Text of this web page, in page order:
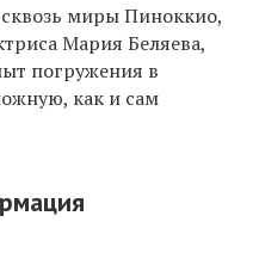
миры Пиноккио,
Мария Беляева,
погружения в
как и сам